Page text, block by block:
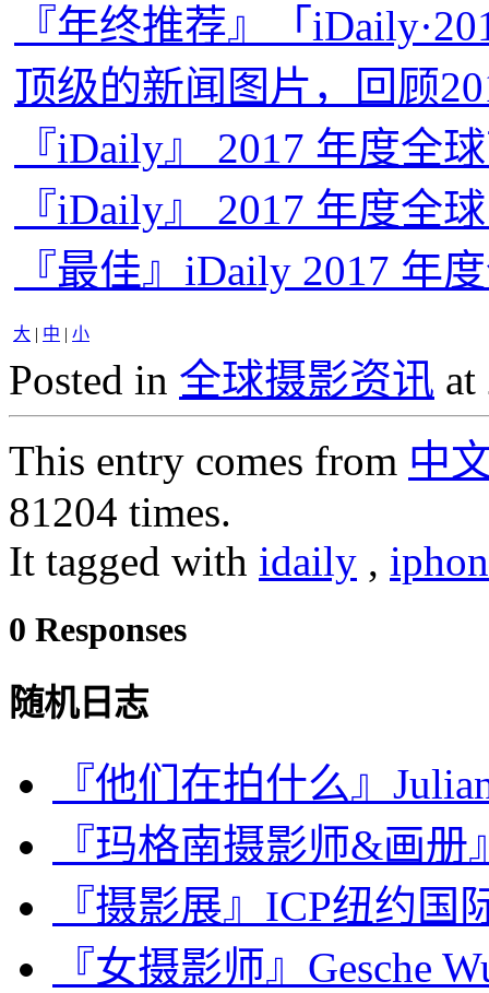
『年终推荐』「
顶级的新闻图片，回顾
『iDaily』 2017 年度全
『iDaily』 2017 年度全
『最佳』iDaily 2017 年
大 | 中 | 小
Posted in 全球摄影资讯 at
This entry comes from 中
81204 times.
It tagged with idaily ,
0 Responses
随机日志
『他们在拍什么』
『玛格南摄影师&画册
『摄影展』ICP纽约国
『女摄影师』Gesche